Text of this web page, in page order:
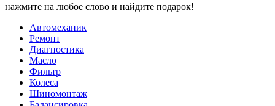
нажмите на любое слово и найдите подарок!
Автомеханик
Ремонт
Диагностика
Масло
Фильтр
Колеса
Шиномонтаж